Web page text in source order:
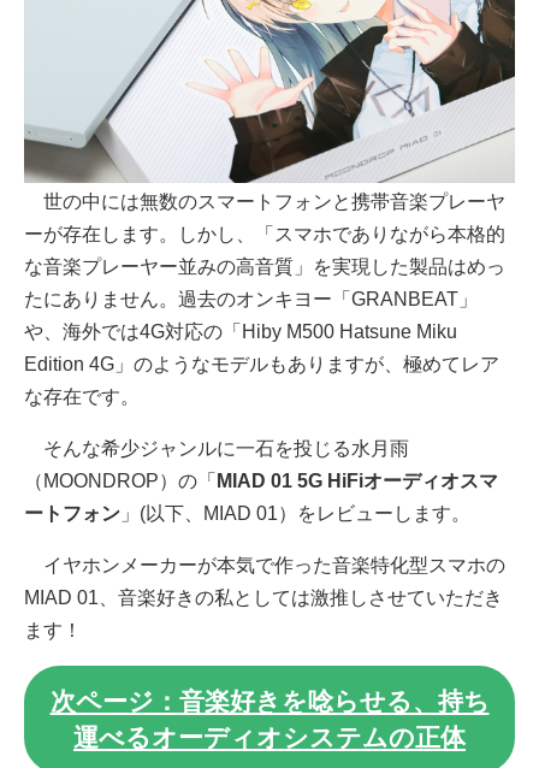
世の中には無数のスマートフォンと携帯音楽プレーヤ
ーが存在します。しかし、「スマホでありながら本格的
な音楽プレーヤー並みの高音質」を実現した製品はめっ
たにありません。過去のオンキヨー「GRANBEAT」
や、海外では4G対応の「Hiby M500 Hatsune Miku
Edition 4G」のようなモデルもありますが、極めてレア
な存在です。
そんな希少ジャンルに一石を投じる水月雨
（MOONDROP）の「 MIAD 01 5G HiFiオーディオスマ
ートフォン 」(以下、MIAD 01）をレビューします。
イヤホンメーカーが本気で作った音楽特化型スマホの
MIAD 01、音楽好きの私としては激推しさせていただき
ます！
次ページ：音楽好きを唸らせる、持ち
運べるオーディオシステムの正体